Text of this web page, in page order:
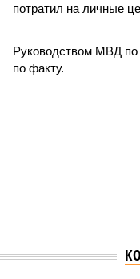
потратил на личные
Руководством МВД по
по факту.